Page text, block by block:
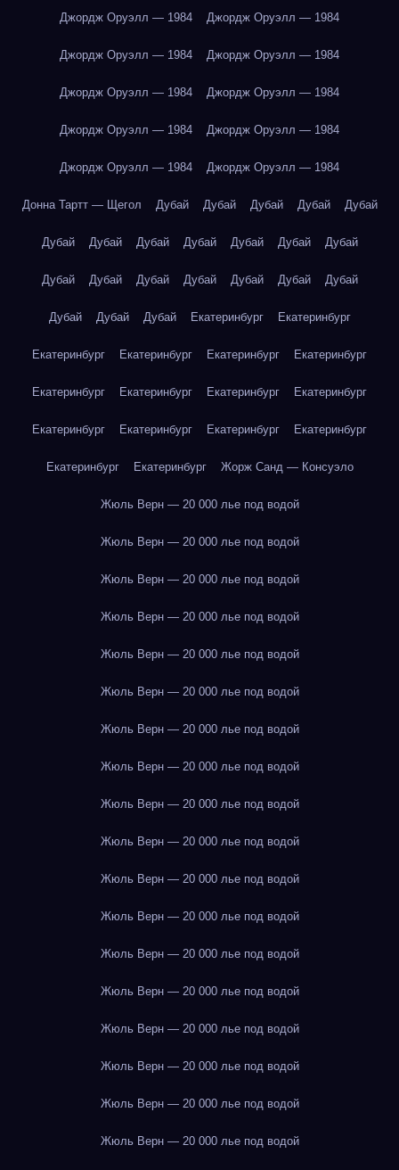
Джордж Оруэлл — 1984 Джордж Оруэлл — 1984
Джордж Оруэлл — 1984 Джордж Оруэлл — 1984
Джордж Оруэлл — 1984 Джордж Оруэлл — 1984
Джордж Оруэлл — 1984 Джордж Оруэлл — 1984
Джордж Оруэлл — 1984 Джордж Оруэлл — 1984
Донна Тартт — Щегол Дубай Дубай Дубай Дубай Дубай
Дубай Дубай Дубай Дубай Дубай Дубай Дубай
Дубай Дубай Дубай Дубай Дубай Дубай Дубай
Дубай Дубай Дубай Екатеринбург Екатеринбург
Екатеринбург Екатеринбург Екатеринбург Екатеринбург
Екатеринбург Екатеринбург Екатеринбург Екатеринбург
Екатеринбург Екатеринбург Екатеринбург Екатеринбург
Екатеринбург Екатеринбург Жорж Санд — Консуэло
Жюль Верн — 20 000 лье под водой
Жюль Верн — 20 000 лье под водой
Жюль Верн — 20 000 лье под водой
Жюль Верн — 20 000 лье под водой
Жюль Верн — 20 000 лье под водой
Жюль Верн — 20 000 лье под водой
Жюль Верн — 20 000 лье под водой
Жюль Верн — 20 000 лье под водой
Жюль Верн — 20 000 лье под водой
Жюль Верн — 20 000 лье под водой
Жюль Верн — 20 000 лье под водой
Жюль Верн — 20 000 лье под водой
Жюль Верн — 20 000 лье под водой
Жюль Верн — 20 000 лье под водой
Жюль Верн — 20 000 лье под водой
Жюль Верн — 20 000 лье под водой
Жюль Верн — 20 000 лье под водой
Жюль Верн — 20 000 лье под водой